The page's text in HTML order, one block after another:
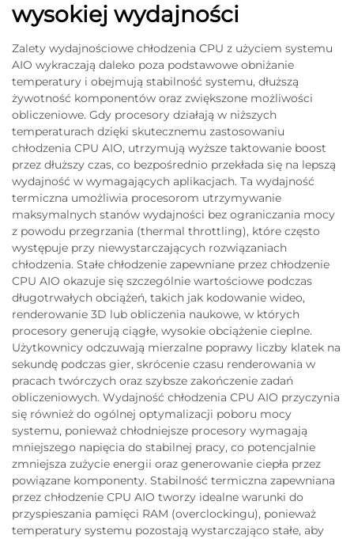
wysokiej wydajności
Zalety wydajnościowe chłodzenia CPU z użyciem systemu
AIO wykraczają daleko poza podstawowe obniżanie
temperatury i obejmują stabilność systemu, dłuższą
żywotność komponentów oraz zwiększone możliwości
obliczeniowe. Gdy procesory działają w niższych
temperaturach dzięki skutecznemu zastosowaniu
chłodzenia CPU AIO, utrzymują wyższe taktowanie boost
przez dłuższy czas, co bezpośrednio przekłada się na lepszą
wydajność w wymagających aplikacjach. Ta wydajność
termiczna umożliwia procesorom utrzymywanie
maksymalnych stanów wydajności bez ograniczania mocy
z powodu przegrzania (thermal throttling), które często
występuje przy niewystarczających rozwiązaniach
chłodzenia. Stałe chłodzenie zapewniane przez chłodzenie
CPU AIO okazuje się szczególnie wartościowe podczas
długotrwałych obciążeń, takich jak kodowanie wideo,
renderowanie 3D lub obliczenia naukowe, w których
procesory generują ciągłe, wysokie obciążenie cieplne.
Użytkownicy odczuwają mierzalne poprawy liczby klatek na
sekundę podczas gier, skrócenie czasu renderowania w
pracach twórczych oraz szybsze zakończenie zadań
obliczeniowych. Wydajność chłodzenia CPU AIO przyczynia
się również do ogólnej optymalizacji poboru mocy
systemu, ponieważ chłodniejsze procesory wymagają
mniejszego napięcia do stabilnej pracy, co potencjalnie
zmniejsza zużycie energii oraz generowanie ciepła przez
powiązane komponenty. Stabilność termiczna zapewniana
przez chłodzenie CPU AIO tworzy idealne warunki do
przyspieszania pamięci RAM (overclockingu), ponieważ
temperatury systemu pozostają wystarczająco stałe, aby